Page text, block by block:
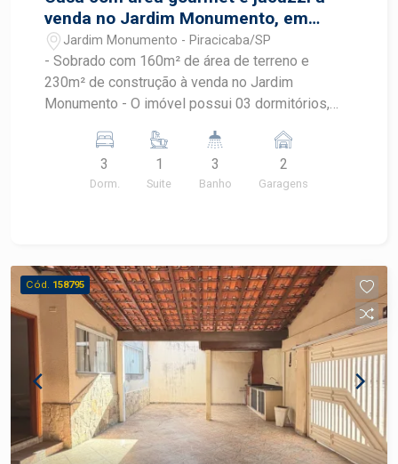
venda no Jardim Monumento, em
frente à área verde
Jardim Monumento - Piracicaba/SP
- Sobrado com 160m² de área de terreno e
230m² de construção à venda no Jardim
Monumento - O imóvel possui 03 dormitórios,
área verde - Sala ampla - Cozinha planejada com
ilha - Área gourmet com churrasqueira a gás
integrada à cozinha - A residencia possui
3
Dorm.
1
Suite
3
Banho
2
Garagens
Cód. 158795